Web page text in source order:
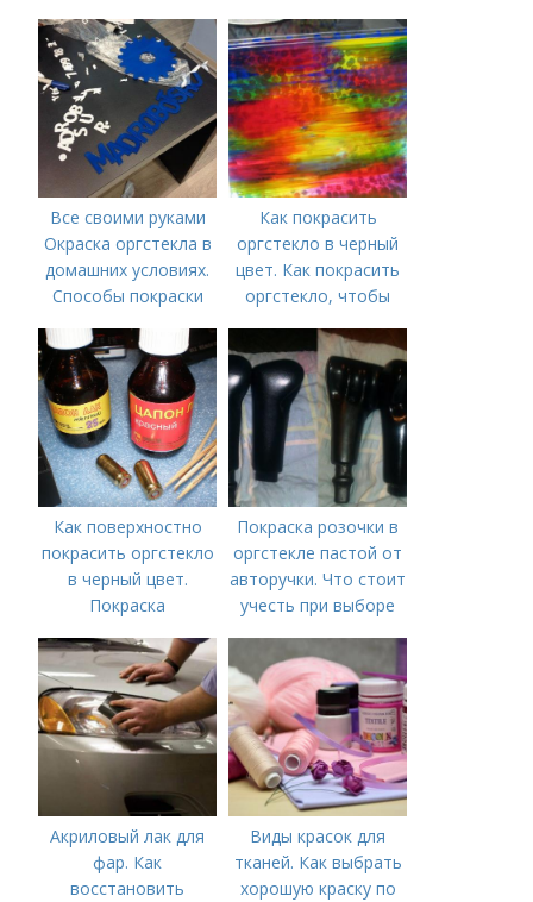
на бумаге
Все своими руками
Окраска оргстекла в
домашних условиях.
Способы покраски
Как покрасить
оргстекло в черный
цвет. Как покрасить
оргстекло, чтобы
прозрачность?
Как поверхностно
покрасить оргстекло
в черный цвет.
Покраска
Покраска розочки в
оргстекле пастой от
авторучки. Что стоит
учесть при выборе
Акриловый лак для
фар. Как
восстановить
Виды красок для
тканей. Как выбрать
хорошую краску по